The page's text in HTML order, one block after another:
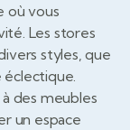
où vous
Les stores
styles, que
des meubles
un espace